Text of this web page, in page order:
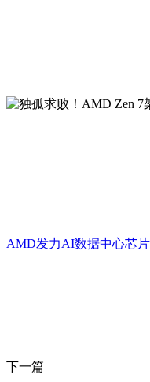
AMD发力AI数据中心芯
下一篇